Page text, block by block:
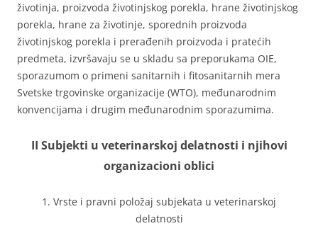
životinja, proizvoda životinjskog porekla, hrane životinjskog
porekla, hrane za životinje, sporednih proizvoda
životinjskog porekla i prerađenih proizvoda i pratećih
predmeta, izvršavaju se u skladu sa preporukama OIE,
sporazumom o primeni sanitarnih i fitosanitarnih mera
Svetske trgovinske organizacije (WTO), međunarodnim
konvencijama i drugim međunarodnim sporazumima.
II Subjekti u veterinarskoj delatnosti i njihovi
organizacioni oblici
1. Vrste i pravni položaj subjekata u veterinarskoj
delatnosti